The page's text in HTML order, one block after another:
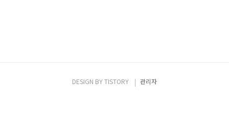
DESIGN BYTISTORY 관리자